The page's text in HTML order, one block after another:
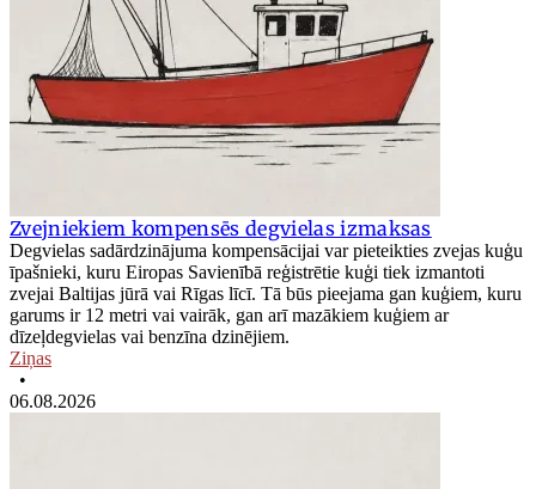
Zvejniekiem kompensēs degvielas izmaksas
Degvielas sadārdzinājuma kompensācijai var pieteikties zvejas kuģu
īpašnieki, kuru Eiropas Savienībā reģistrētie kuģi tiek izmantoti
zvejai Baltijas jūrā vai Rīgas līcī. Tā būs pieejama gan kuģiem, kuru
garums ir 12 metri vai vairāk, gan arī mazākiem kuģiem ar
dīzeļdegvielas vai benzīna dzinējiem.
Ziņas
•
06.08.2026